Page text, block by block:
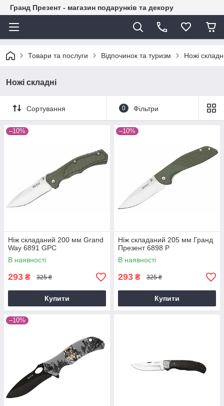
Гранд Презент - магазин подарунків та декору
Товари та послуги Відпочинок та туризм Ножі
Ножі складні
Сортування 0 Фільтри
–10%
Ніж складаний 200 мм Grand
Way 6891 GPC
В наявності
293 ₴ 325 ₴
Купити
–10%
Ніж складаний 205 мм Гранд
Презент 6898 P
В наявності
293 ₴ 325 ₴
Купити
–10%